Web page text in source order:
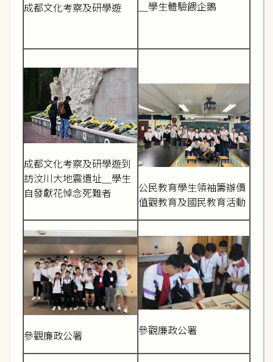
成都文化考察及研學遊
＿學生體驗餵企鵝
成都文化考察及研學遊到
訪汶川大地震遺址＿學生
自發獻花悼念死難者
公民教育學生領袖籌辦價
值觀教育及國民教育活動
參觀廉政公署 參觀廉政公署